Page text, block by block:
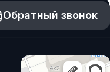
Обратный звонок